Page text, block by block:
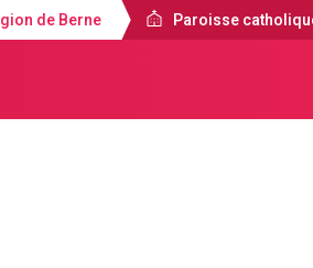
de Berne Paroisse